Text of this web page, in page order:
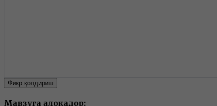
Фикр қолдириш
Мавзуга алоқадор: